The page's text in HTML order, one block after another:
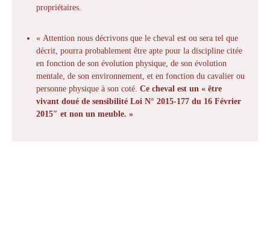
propriétaires.
« Attention nous décrivons que le cheval est ou sera tel que
décrit, pourra probablement être apte pour la discipline citée
en fonction de son évolution physique, de son évolution
mentale, de son environnement, et en fonction du cavalier ou
personne physique à son coté. Ce cheval est un « être
vivant doué de sensibilité Loi N° 2015-177 du 16 Février
2015″ et non un meuble. »